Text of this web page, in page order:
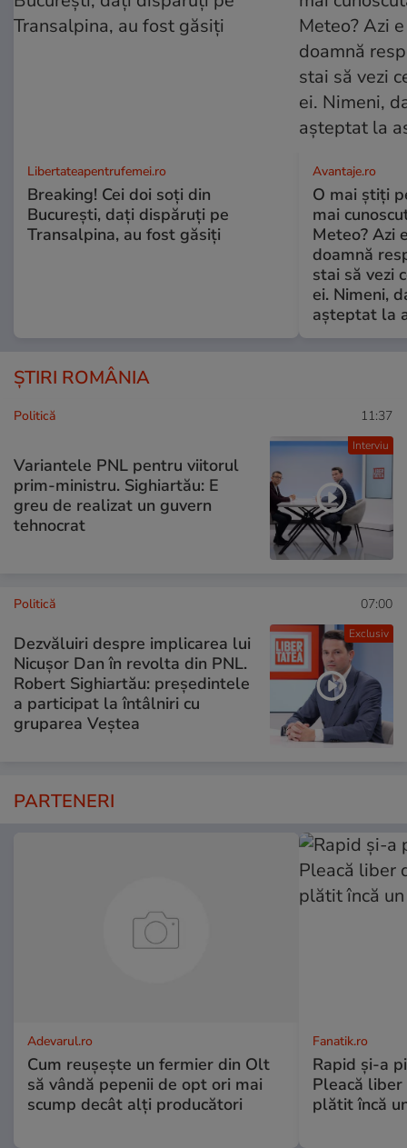
Libertateapentrufemei.ro
Breaking! Cei doi soți din
București, dați dispăruți pe
Transalpina, au fost găsiți
Avantaje.ro
O mai știți
mai
Meteo? Azi
doamnă
stai să vezi
ei. Nimeni,
așteptat la
ȘTIRI ROMÂNIA
Interviu
Politică 11:37
Variantele PNL pentru viitorul
prim-ministru. Sighiartău: E
greu de realizat un guvern
tehnocrat
Exclusiv
Politică 07:00
Dezvăluiri despre implicarea lui
Nicușor Dan în revolta din PNL.
Robert Sighiartău: președintele
a participat la întâlniri cu
gruparea Veștea
PARTENERI
Adevarul.ro
Cum reușește un fermier din Olt
să vândă pepenii de opt ori mai
scump decât alți producători
Fanatik.ro
Rapid și-a
Pleacă
plătit încă